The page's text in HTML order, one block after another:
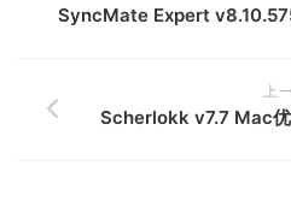
SyncMate Expert
上
Scherlokk v7.7 Mac